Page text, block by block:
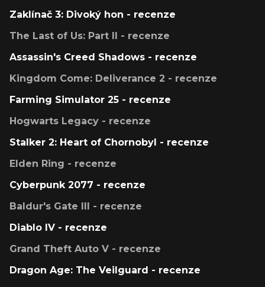
Zaklínač 3: Divoký hon - recenze
The Last of Us: Part II - recenze
Assassin's Creed Shadows - recenze
Kingdom Come: Deliverance 2 - recenze
Farming Simulator 25 - recenze
Hogwarts Legacy - recenze
Stalker 2: Heart of Chornobyl - recenze
Elden Ring - recenze
Cyberpunk 2077 - recenze
Baldur's Gate III - recenze
Diablo IV - recenze
Grand Theft Auto V - recenze
Dragon Age: The Veilguard - recenze